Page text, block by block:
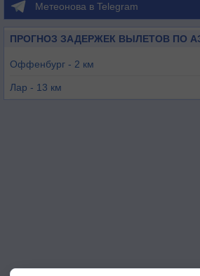
Метеонова в Telegram
ПРОГНОЗ ЗАДЕРЖЕК ВЫЛЕТОВ ПО
Оффенбург - 2 км
Лaр - 13 км